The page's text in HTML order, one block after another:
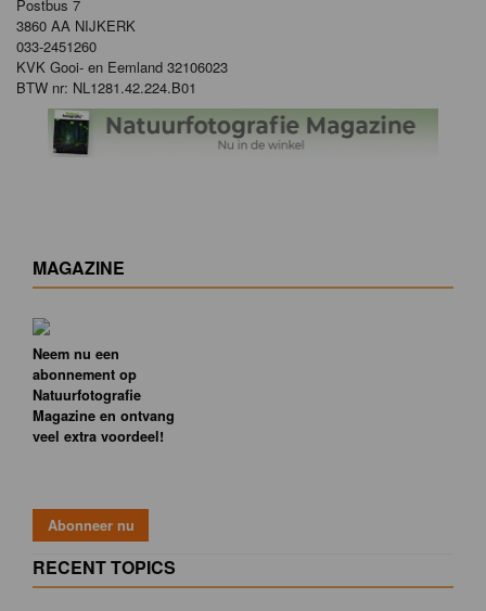
Postbus 7
3860 AA NIJKERK
033-2451260
KVK Gooi- en Eemland 32106023
BTW nr: NL1281.42.224.B01
MAGAZINE
Neem nu een
abonnement op
Natuurfotografie
Magazine en ontvang
veel extra voordeel!
RECENT TOPICS